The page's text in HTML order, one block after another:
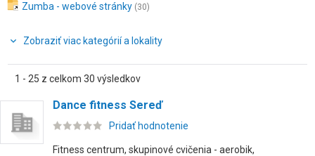
Zumba - webové stránky (30)
Zobraziť viac kategórií a lokality
1 - 25 z celkom 30 výsledkov
Dance fitness Sereď
Pridať hodnotenie
Fitness centrum, skupinové cvičenia - aerobik,